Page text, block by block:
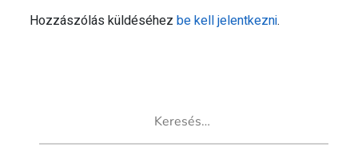
Hozzászólás küldéséhezbe kell jelentkezni.